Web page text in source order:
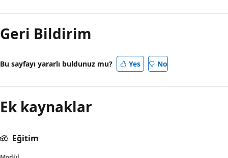
Geri Bildirim
Bu sayfayı yararlı buldunuz mu? Yes No
Ek kaynaklar
Eğitim